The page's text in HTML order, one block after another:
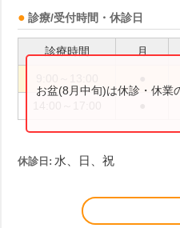
診療/受付時間・休診日
診療時間 月
お盆(8月中旬)は休診・休業
休診日: 水、日、祝